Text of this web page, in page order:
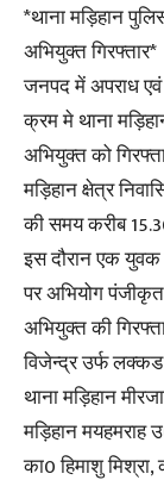
*थाना मड़िहान
अभियुक्त गिरफ्तार*
जनपद में अपराध
क्रम मे थाना
अभियुक्त को
मड़िहान क्षेत्र
की समय करीब
इस दौरान एक युवक
पर अभियोग
अभियुक्त की
विजेन्द्र उर्फ
थाना मड़िहान
मड़िहान मयहमराह
का0 हिमाशु मिश्रा,